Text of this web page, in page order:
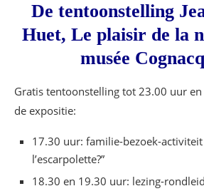
De tentoonstelling
Huet, Le plaisir de la
musée
Gratis tentoonstelling tot 23.00 uur
de expositie:
17.30 uur: familie-bezoek-
l’escarpolette?”
18.30 en 19.30 uur: lezing-